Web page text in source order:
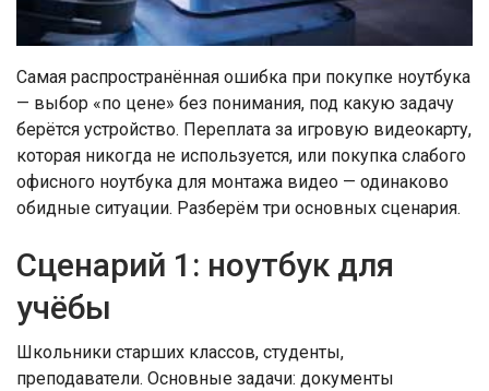
Самая распространённая ошибка при покупке ноутбука
— выбор «по цене» без понимания, под какую задачу
берётся устройство. Переплата за игровую видеокарту,
которая никогда не используется, или покупка слабого
офисного ноутбука для монтажа видео — одинаково
обидные ситуации. Разберём три основных сценария.
Сценарий 1: ноутбук для
учёбы
Школьники старших классов, студенты,
преподаватели. Основные задачи: документы